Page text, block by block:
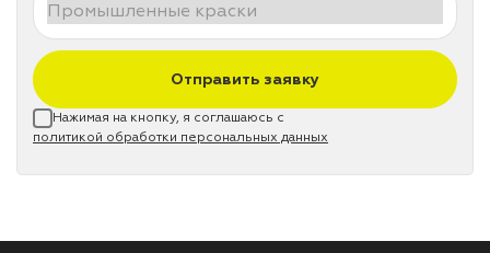
Отправить заявку
Нажимая на кнопку, я соглашаюсь с
политикой обработки персональных данных